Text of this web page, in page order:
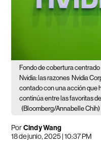
Fondo de cobertura
Nvidia: las razones Nvidia
contado con una acción que
continúa entre las favoritas
(Bloomberg/Annabelle Chih)
PorCindy Wang
18 de junio, 2025 | 10:37 PM